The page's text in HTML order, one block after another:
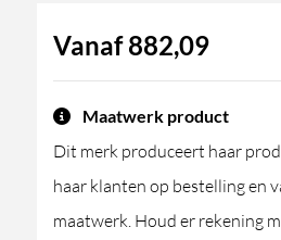
Vanaf882,09
Maatwerk product
Dit merk produceert haar
haar klanten op bestelling en
maatwerk. Houd er rekening